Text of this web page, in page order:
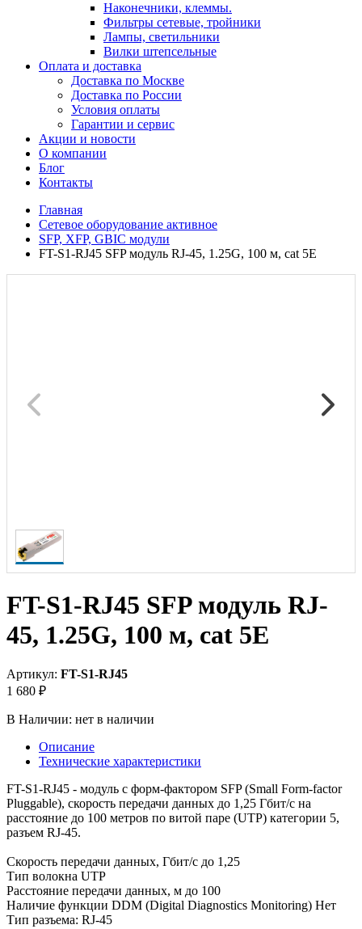
Наконечники, клеммы.
Фильтры сетевые, тройники
Лампы, светильники
Вилки штепсельные
Оплата и доставка
Доставка по Москве
Доставка по России
Условия оплаты
Гарантии и сервис
Акции и новости
О компании
Блог
Контакты
Главная
Сетевое оборудование активное
SFP, XFP, GBIC модули
FT-S1-RJ45 SFP модуль RJ-45, 1.25G, 100 м, cat 5E
FT-S1-RJ45 SFP модуль RJ-
45, 1.25G, 100 м, cat 5E
Артикул: FT-S1-RJ45
1 680 ₽
В Наличии: нет в наличии
Описание
Технические характеристики
FT-S1-RJ45 - модуль с форм-фактором SFP (Small Form-factor
Pluggable), скорость передачи данных до 1,25 Гбит/с на
расстояние до 100 метров по витой паре (UTP) категории 5,
разъем RJ-45.
Скорость передачи данных, Гбит/с до 1,25
Тип волокна UTP
Расстояние передачи данных, м до 100
Наличие функции DDM (Digital Diagnostics Monitoring) Нет
Тип разъема: RJ-45